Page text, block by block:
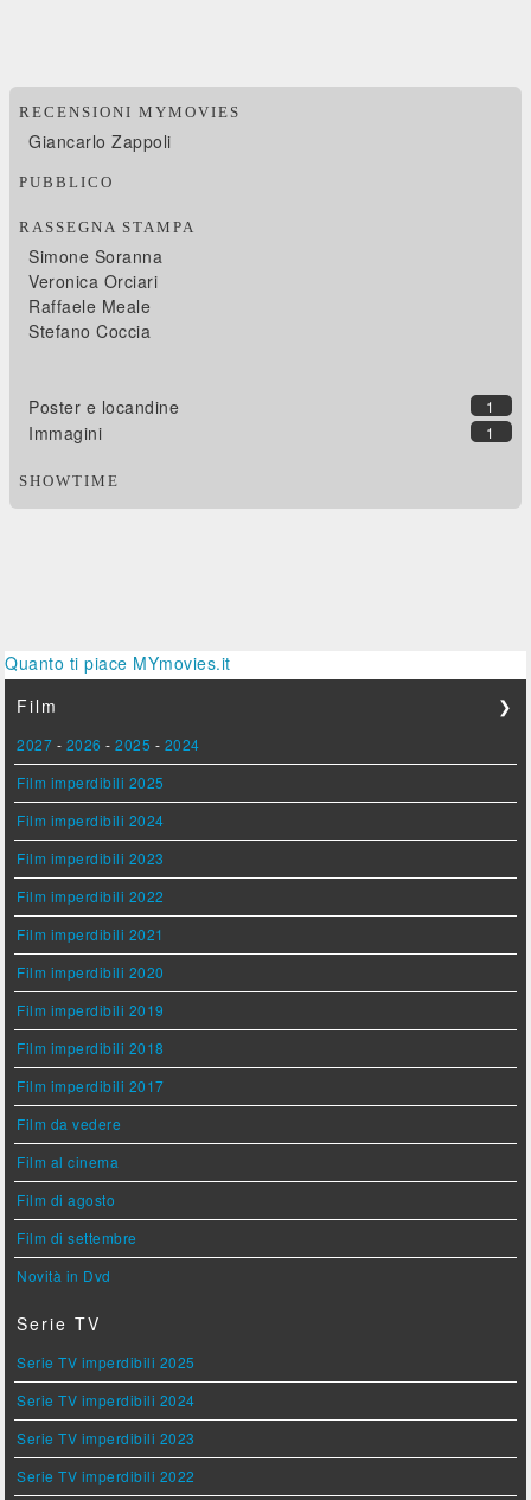
RECENSIONI MYMOVIES
Giancarlo Zappoli
PUBBLICO
RASSEGNA STAMPA
Simone Soranna
Veronica Orciari
Raffaele Meale
Stefano Coccia
1
Poster e locandine
1
Immagini
SHOWTIME
Quanto ti piace MYmovies.it
Film
❯
2027 - 2026 -2025 - 2024
Film imperdibili 2025
Film imperdibili 2024
Film imperdibili 2023
Film imperdibili 2022
Film imperdibili 2021
Film imperdibili 2020
Film imperdibili 2019
Film imperdibili 2018
Film imperdibili 2017
Film da vedere
Film al cinema
Film di agosto
Film di settembre
Novità in Dvd
Serie TV
Serie TV imperdibili 2025
Serie TV imperdibili 2024
Serie TV imperdibili 2023
Serie TV imperdibili 2022